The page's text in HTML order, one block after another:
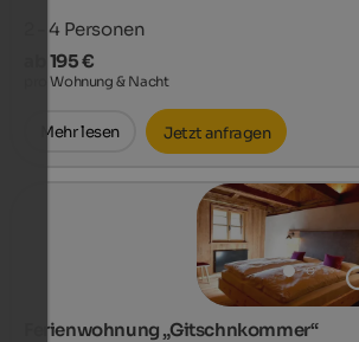
2 - 4 Personen
ab 195 €
pro Wohnung & Nacht
Mehr lesen Jetzt anfragen
Ferienwohnung „Gitschnkommer“